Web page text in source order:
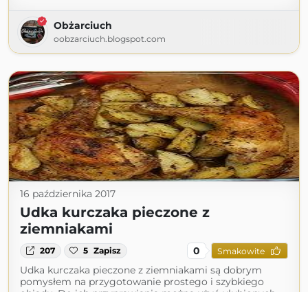
Obżarciuch
oobzarciuch.blogspot.com
16 października 2017
Udka kurczaka pieczone z
ziemniakami
207 5 Zapisz 0 Smakowite
Udka kurczaka pieczone z ziemniakami są dobrym
pomysłem na przygotowanie prostego i szybkiego